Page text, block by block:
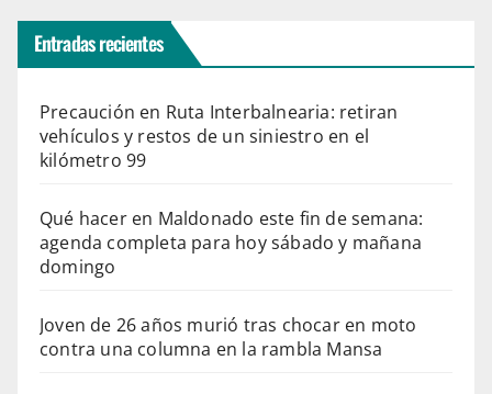
Entradas recientes
Precaución en Ruta Interbalnearia: retiran
vehículos y restos de un siniestro en el
kilómetro 99
Qué hacer en Maldonado este fin de semana:
agenda completa para hoy sábado y mañana
domingo
Joven de 26 años murió tras chocar en moto
contra una columna en la rambla Mansa